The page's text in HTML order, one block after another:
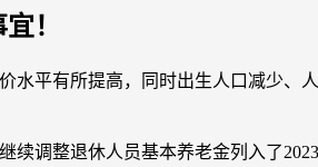
！
平有所提高，同时出生人口减少、
调整退休人员基本养老金列入了